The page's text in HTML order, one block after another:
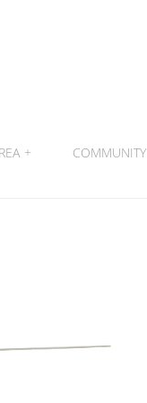
+ COMMUNITY